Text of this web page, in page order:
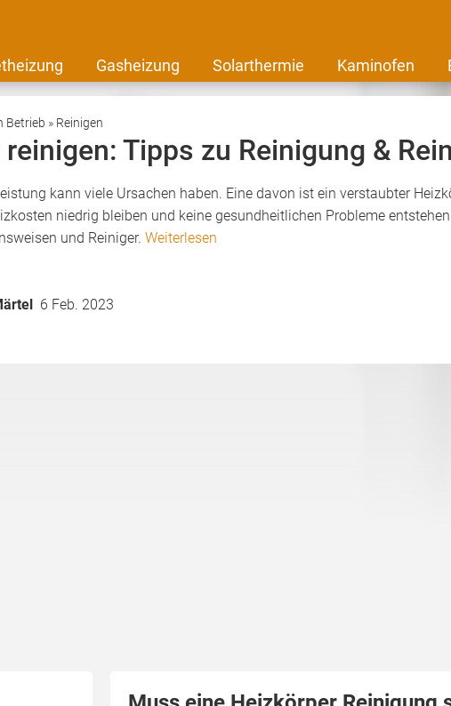
Gasheizung Solarthermie Kaminofen
Betrieb » Reinigen
Tipps zu Reinigung &
kann viele Ursachen haben. Eine davon ist ein verstaubter
niedrig bleiben und keine gesundheitlichen Probleme
und Reiniger. Weiterlesen
6 Feb. 2023